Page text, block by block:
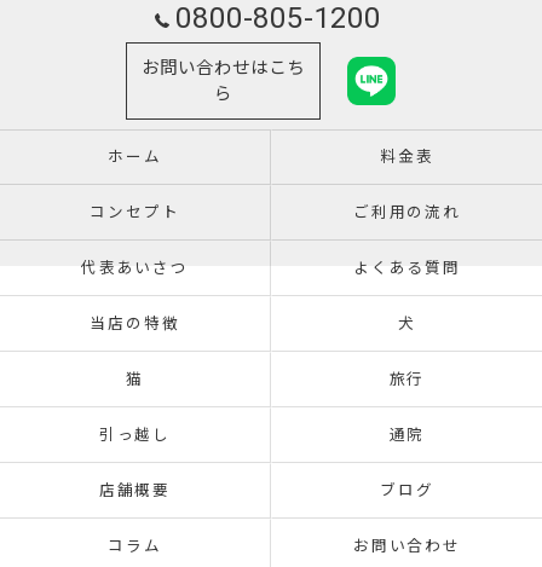
0800-805-1200
お問い合わせはこち
ら
ホーム 料金表
コンセプト ご利用の流れ
代表あいさつ よくある質問
当店の特徴 犬
猫 旅行
引っ越し 通院
店舗概要 ブログ
コラム お問い合わせ